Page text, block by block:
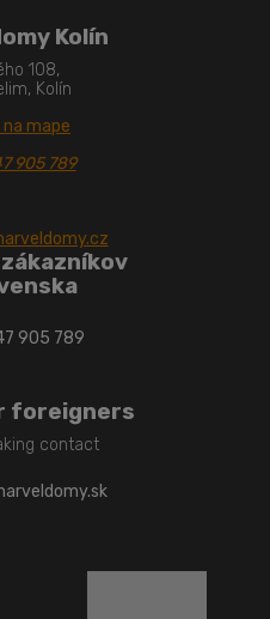
Kolín
108,
Kolín
mape
905 789
905 789
foreigners
contact